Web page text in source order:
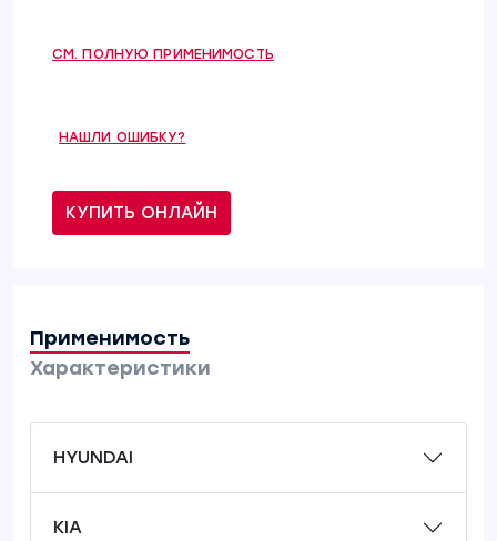
СМ. ПОЛНУЮ ПРИМЕНИМОСТЬ
НАШЛИ ОШИБКУ?
КУПИТЬ ОНЛАЙН
Применимость
Характеристики
HYUNDAI
KIA